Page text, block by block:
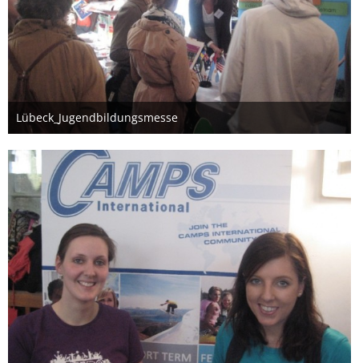
Lübeck_Jugendbildungsmesse
26. März 2012